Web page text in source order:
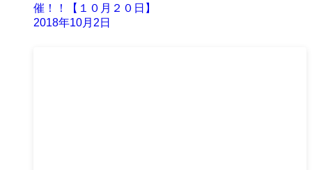
催！！【１０月２０日】
2018年10月2日